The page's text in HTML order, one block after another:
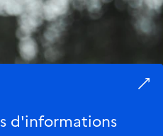
d'informations